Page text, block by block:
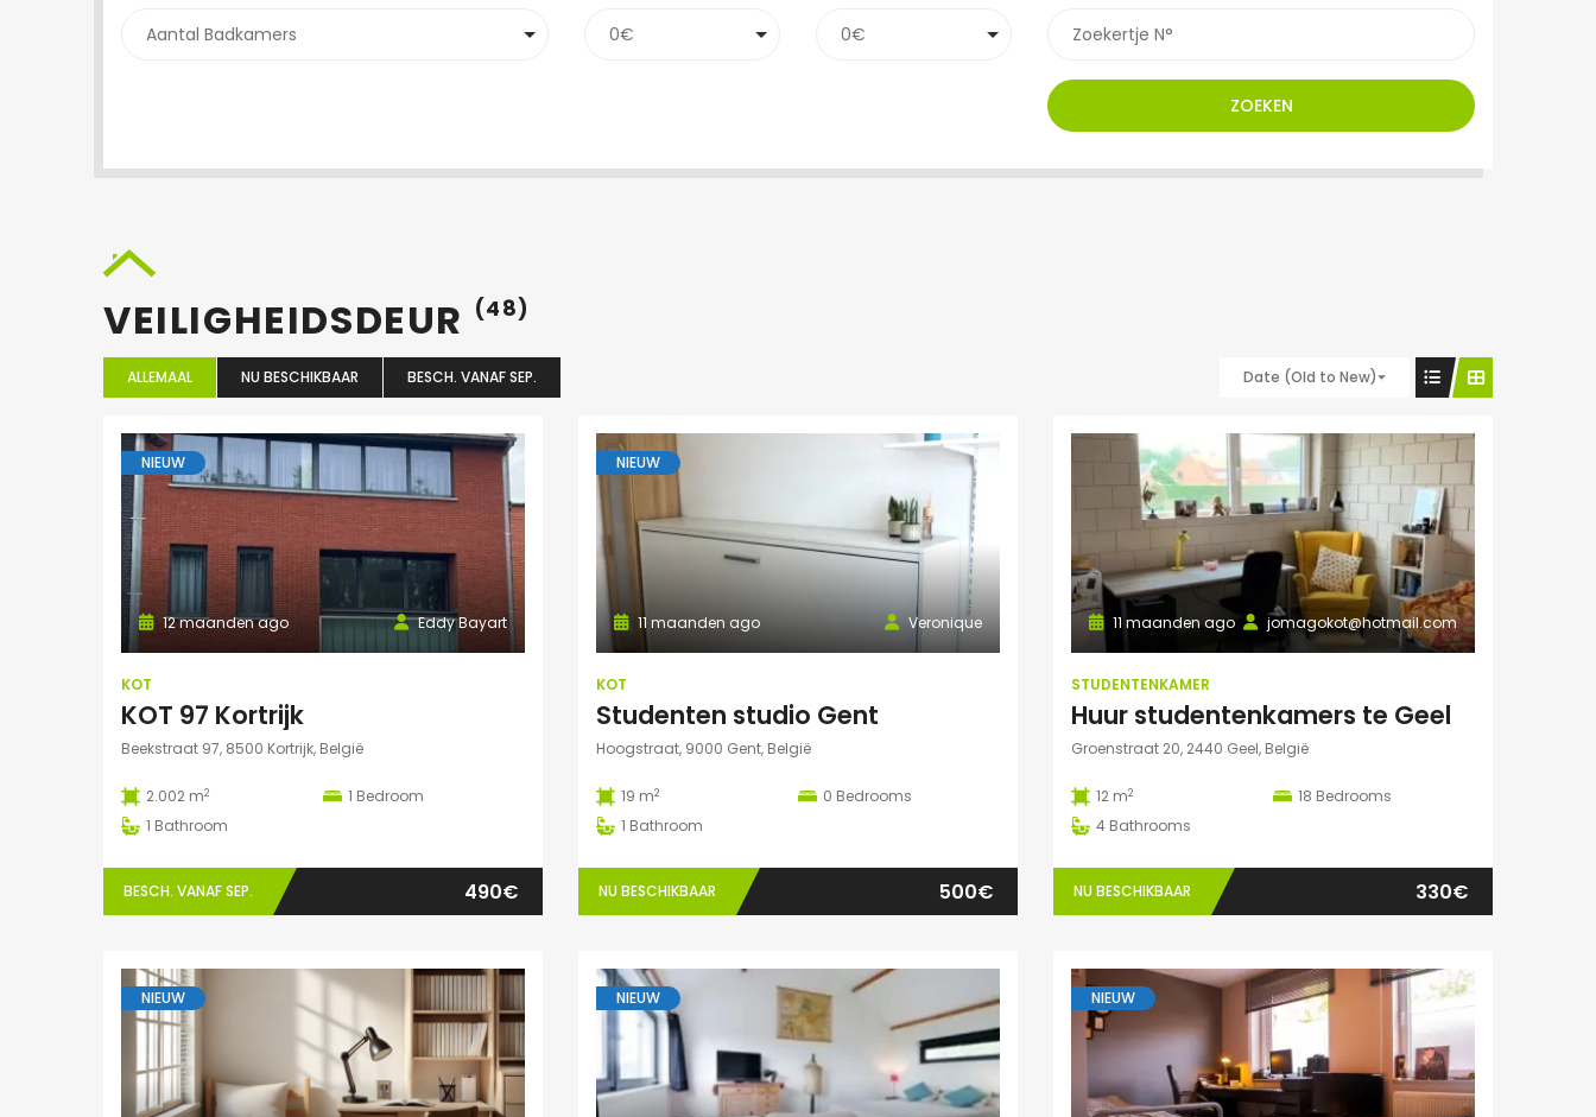
ZOEKEN
VEILIGHEIDSDEUR (48)
ALLEMAAL NU BESCHIKBAAR BESCH. VANAF SEP. Date (Old to New)
NIEUW
Eddy Bayart
12 maanden ago
KOT
KOT 97 Kortrijk
Beekstraat 97, 8500 Kortrijk, België
2.002 m2 1 Bedroom
1 Bathroom
BESCH. VANAF SEP. 490€
NIEUW
Veronique
11 maanden ago
KOT
Studenten studio Gent
Hoogstraat, 9000 Gent, België
19 m2 0 Bedrooms
1 Bathroom
NU BESCHIKBAAR 500€
jomagokot@hotmail.com
11 maanden ago
STUDENTENKAMER
Huur studentenkamers te Geel
Groenstraat 20, 2440 Geel, België
12 m2 18 Bedrooms
4 Bathrooms
NU BESCHIKBAAR 330€
NIEUW NIEUW NIEUW